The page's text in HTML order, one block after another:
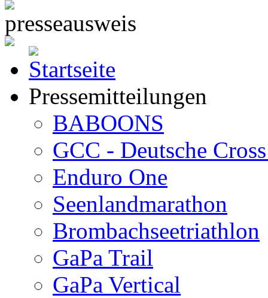
Pressemitteilungen
BABOONS
GCC - Deutsche
Enduro One
Seenlandmarathon
Brombachseetriathlon
GaPa Trail
GaPa Vertical